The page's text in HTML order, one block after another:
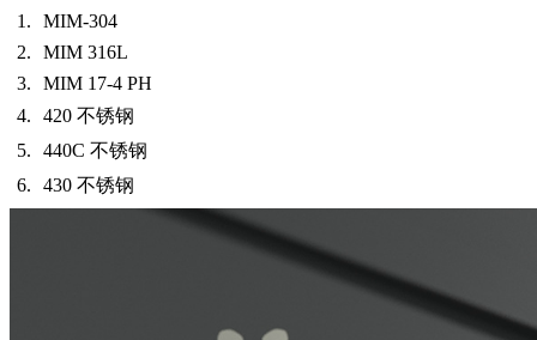
MIM-304
MIM 316L
MIM 17-4 PH
420 不锈钢
440C 不锈钢
430 不锈钢